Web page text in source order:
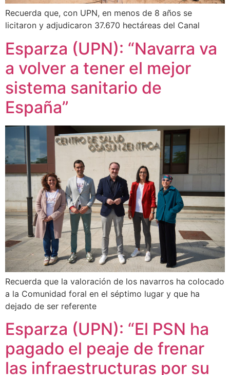
Recuerda que, con UPN, en menos de 8 años se
licitaron y adjudicaron 37.670 hectáreas del Canal
Esparza (UPN): “Navarra va
a volver a tener el mejor
sistema sanitario de
España”
Recuerda que la valoración de los navarros ha colocado
a la Comunidad foral en el séptimo lugar y que ha
dejado de ser referente
Esparza (UPN): “El PSN ha
pagado el peaje de frenar
las infraestructuras por su